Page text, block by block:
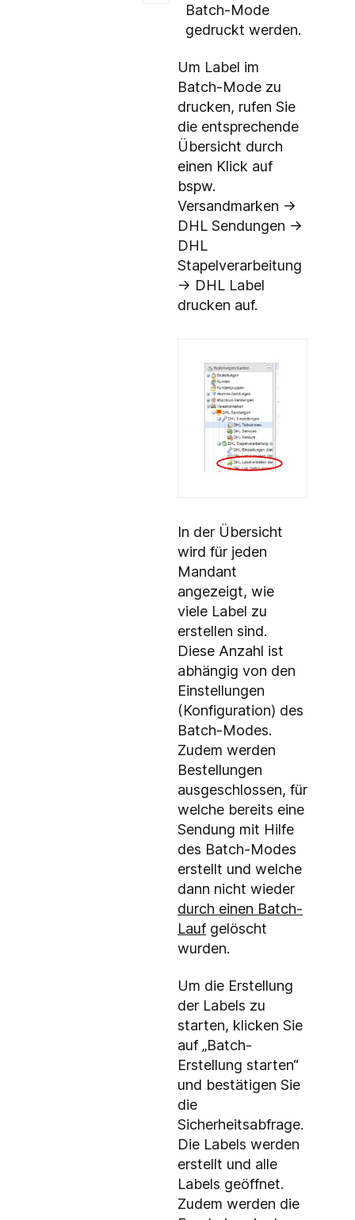
Batch-Mode
gedruckt werden.
Um Label im
Batch-Mode zu
drucken, rufen Sie
die entsprechende
Übersicht durch
einen Klick auf
bspw.
Versandmarken ->
DHL Sendungen ->
DHL
Stapelverarbeitung
-> DHL Label
drucken auf.
In der Übersicht
wird für jeden
Mandant
angezeigt, wie
viele Label zu
erstellen sind.
Diese Anzahl ist
abhängig von den
Einstellungen
(Konfiguration) des
Batch-Modes.
Zudem werden
Bestellungen
ausgeschlossen, für
welche bereits eine
Sendung mit Hilfe
des Batch-Modes
erstellt und welche
dann nicht wieder
durch einen Batch-
Lauf gelöscht
wurden.
Um die Erstellung
der Labels zu
starten, klicken Sie
auf „Batch-
Erstellung starten“
und bestätigen Sie
die
Sicherheitsabfrage.
Die Labels werden
erstellt und alle
Labels geöffnet.
Zudem werden die